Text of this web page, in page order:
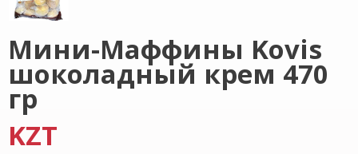
Мини-Маффины Kovis
шоколадный крем 470
гр
KZT